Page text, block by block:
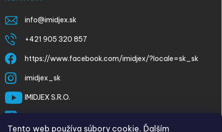
Tento web používa súbory cookie. Ďalším
info@imidjex.sk
+421 905 320 857
https://www.facebook.com/imidjex/?locale=sk_sk
imidjex_sk
IMIDJEX S.R.O.